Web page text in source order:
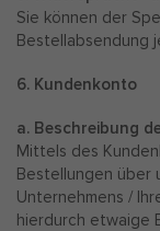
Sie können der
Bestellabsendung
6. Kundenkonto
a. Beschreibung
Mittels des
Bestellungen über
Unternehmens /
hierdurch etwaige